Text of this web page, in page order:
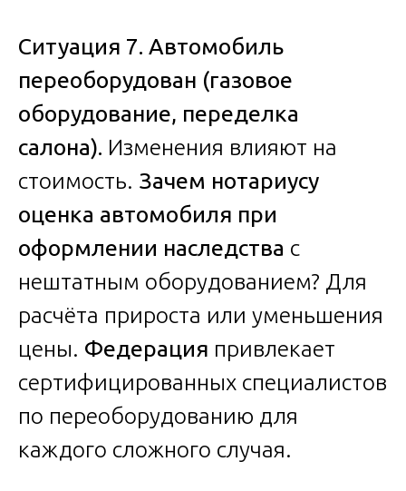
Ситуация 7. Автомобиль
переоборудован (газовое
оборудование, переделка
салона). Изменения влияют на
стоимость. Зачем нотариусу
оценка автомобиля при
оформлении наследства с
нештатным оборудованием? Для
расчёта прироста или уменьшения
цены. Федерация привлекает
сертифицированных специалистов
по переоборудованию для
каждого сложного случая.